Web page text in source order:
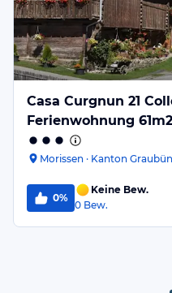
Casa Curgnun 21
Ferienwohnung
Morissen · Kanton
0%
Keine Bew.
0 Bew.